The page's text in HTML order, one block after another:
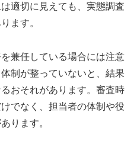
適切に見えても、実態調査
ます。
兼任している場合には注意
制が整っていないと、結果
おそれがあります。審査時
でなく、担当者の体制や役
ります。